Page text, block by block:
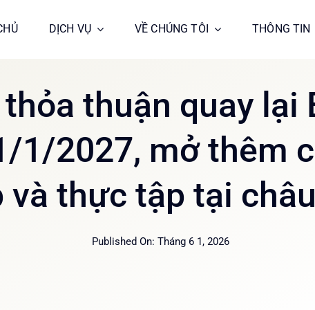
DỊCH VỤ VỀ CHÚNG TÔI THÔNG TIN
DỊCH VỤ VỀ CHÚNG TÔI THÔNG TIN
thuận quay lại
1/2027, mở thêm
và thực tập tại
Published On: Tháng 6 1, 2026